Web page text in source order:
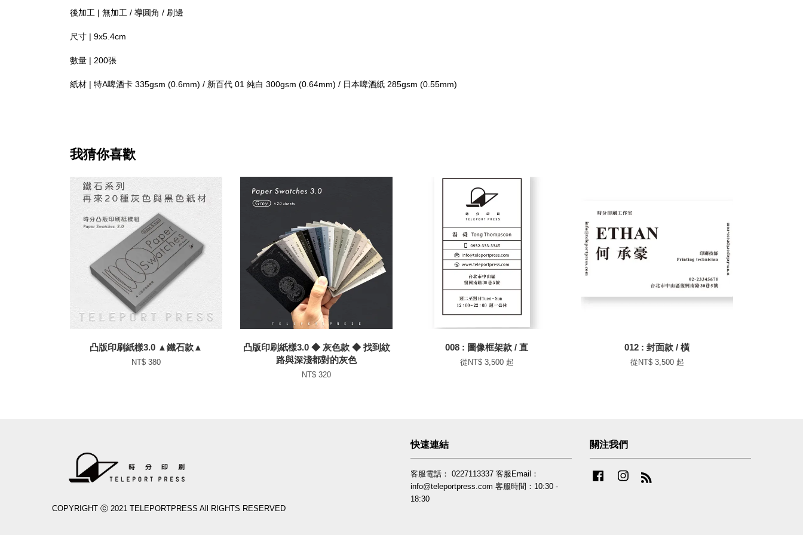
後加工 | 無加工 / 導圓角 / 刷邊
尺寸 | 9x5.4cm
數量 | 200張
紙材 | 特A啤酒卡 335gsm (0.6mm) / 新百代 01 純白 300gsm (0.64mm) / 日本啤酒紙 285gsm (0.55mm)
我猜你喜歡
凸版印刷紙樣3.0 ▲鐵石款▲
NT$ 380
凸版印刷紙樣3.0 ◆ 灰色款 ◆ 找到紋
路與深淺都對的灰色
NT$ 320
008 : 圖像框架款 / 直
從 NT$ 3,500 起
012 : 封面款 / 橫
從 NT$ 3,500 起
COPYRIGHT ⓒ 2021 TELEPORTPRESS All RIGHTS RESERVED
快速連結
客服電話： 0227113337 客服Email：
info@teleportpress.com 客服時間：10:30 -
18:30
關注我們
FacebookInstagram